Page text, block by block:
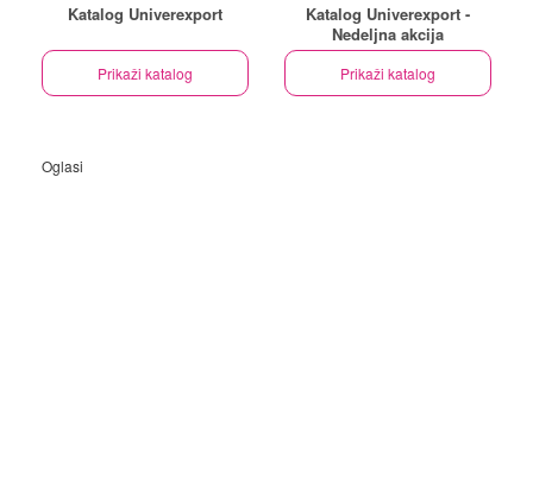
Katalog Univerexport
Prikaži katalog
Katalog Univerexport -
Nedeljna akcija
Prikaži katalog
Oglasi